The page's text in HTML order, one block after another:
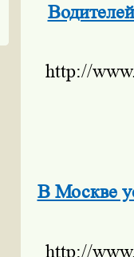
http://
В Москве
http://